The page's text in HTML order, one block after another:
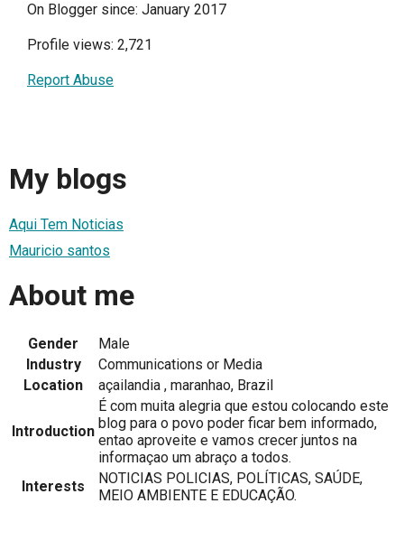
On Blogger since: January 2017
Profile views: 2,721
Report Abuse
My blogs
Aqui Tem Noticias
Mauricio santos
About me
Gender
Male
Industry
Communications or Media
Location
açailandia , maranhao, Brazil
Introduction
É com muita alegria que estou colocando este
blog para o povo poder ficar bem informado,
entao aproveite e vamos crecer juntos na
informaçao um abraço a todos.
Interests
NOTICIAS POLICIAS, POLÍTICAS, SAÚDE,
MEIO AMBIENTE E EDUCAÇÃO.